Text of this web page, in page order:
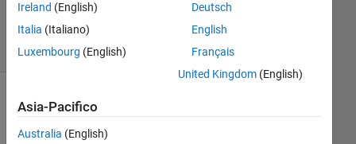
13
Visualizzazioni
(30 giorni)
Ireland (English)
Italia (Italiano)
Luxembourg (English)
Deutsch
English
Français
United Kingdom(English)
Asia-Pacifico
Australia (English)